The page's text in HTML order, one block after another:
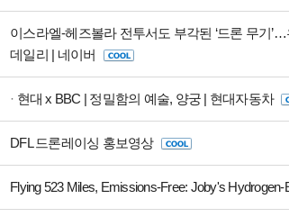
이스라엘-헤즈볼라 전투서도 부각된 ‘드론 무기
데일리 | 네이버
· 현대 x BBC | 정밀함의 예술, 양궁 | 현대자동차
DFL 드론레이싱 홍보영상
Flying 523 Miles, Emissions-Free: Joby's